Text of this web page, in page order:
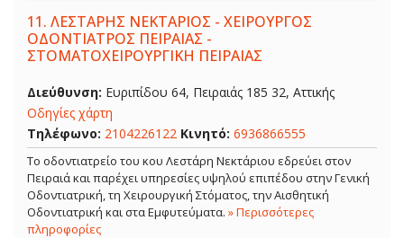
11. ΛΕΣΤΑΡΗΣ ΝΕΚΤΑΡΙΟΣ - ΧΕΙΡΟΥΡΓΟΣ
ΟΔΟΝΤΙΑΤΡΟΣ ΠΕΙΡΑΙΑΣ -
ΣΤΟΜΑΤΟΧΕΙΡΟΥΡΓΙΚΗ ΠΕΙΡΑΙΑΣ
Διεύθυνση: Ευριπίδου 64, Πειραιάς 185 32, Αττικής
Οδηγίες χάρτη
Τηλέφωνο: 2104226122 Κινητό: 6936866555
Το οδοντιατρείο του κου Λεστάρη Νεκτάριου εδρεύει στον
Πειραιά και παρέχει υπηρεσίες υψηλού επιπέδου στην Γενική
Οδοντιατρική, τη Χειρουργική Στόματος, την Αισθητική
Οδοντιατρική και στα Εμφυτεύματα. » Περισσότερες
πληροφορίες